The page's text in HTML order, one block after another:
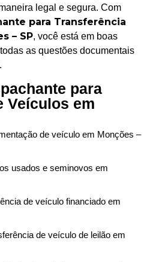
legal e segura. Com
para Transferência
– SP, você está em boas
as questões documentais
para
Veículos em
de veículo em Monções –
usados e seminovos em
de veículo financiado em
de veículo de leilão em